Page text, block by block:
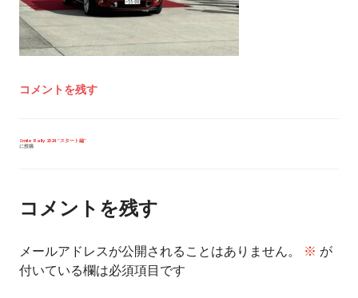
コメントを残す
投
シ
ョ
Smile Rally 2024 “スタート編”
に投稿
コメントを残す
メールアドレスが公開されることはありません。 ※ が
付いている欄は必須項目です